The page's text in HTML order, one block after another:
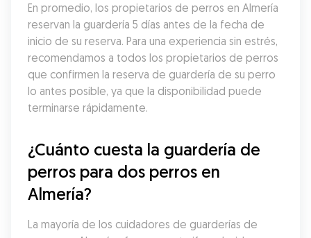
En promedio, los propietarios de perros en Almería
reservan la guardería 5 días antes de la fecha de
inicio de su reserva. Para una experiencia sin estrés,
recomendamos a todos los propietarios de perros
que confirmen la reserva de guardería de su perro
lo antes posible, ya que la disponibilidad puede
terminarse rápidamente.
¿Cuánto cuesta la guardería de
perros para dos perros en
Almería?
La mayoría de los cuidadores de guarderías de